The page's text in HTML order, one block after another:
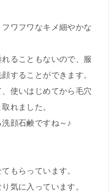
ワフワなキメ細やかな
ることもないので、服
することができます。
使いはじめてから毛穴
れました。
顔石鹸ですね～♪
もらっています。
気に入っています。